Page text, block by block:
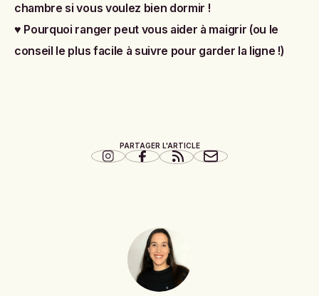
chambre si vous voulez bien dormir !
♥ Pourquoi ranger peut vous aider à maigrir (ou le
conseil le plus facile à suivre pour garder la ligne !)
PARTAGER L'ARTICLE